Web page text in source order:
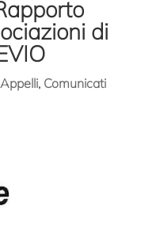
di
Appelli, Comunicati